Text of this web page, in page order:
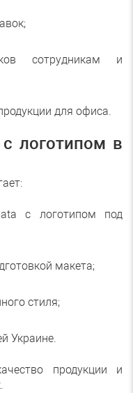
сотрудникам и
для офиса.
логотипом в
с логотипом под
макета;
стиля;
Украине.
продукции и